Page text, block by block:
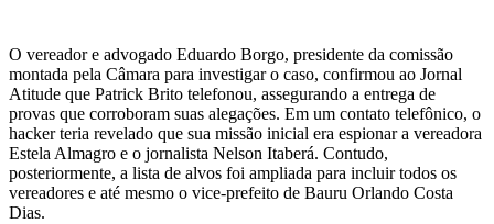
O vereador e advogado Eduardo Borgo, presidente da comissão
montada pela Câmara para investigar o caso, confirmou ao Jornal
Atitude que Patrick Brito telefonou, assegurando a entrega de
provas que corroboram suas alegações. Em um contato telefônico, o
hacker teria revelado que sua missão inicial era espionar a vereadora
Estela Almagro e o jornalista Nelson Itaberá. Contudo,
posteriormente, a lista de alvos foi ampliada para incluir todos os
vereadores e até mesmo o vice-prefeito de Bauru Orlando Costa
Dias.